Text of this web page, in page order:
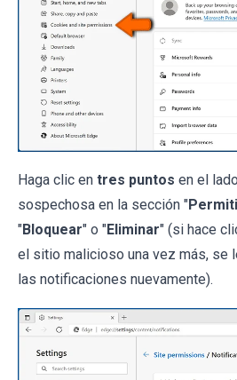
Haga clic en tres puntos en el
sospechosa en la sección "
"Bloquear" o "Eliminar" (si hace
el sitio malicioso una vez más, se
las notificaciones nuevamente).